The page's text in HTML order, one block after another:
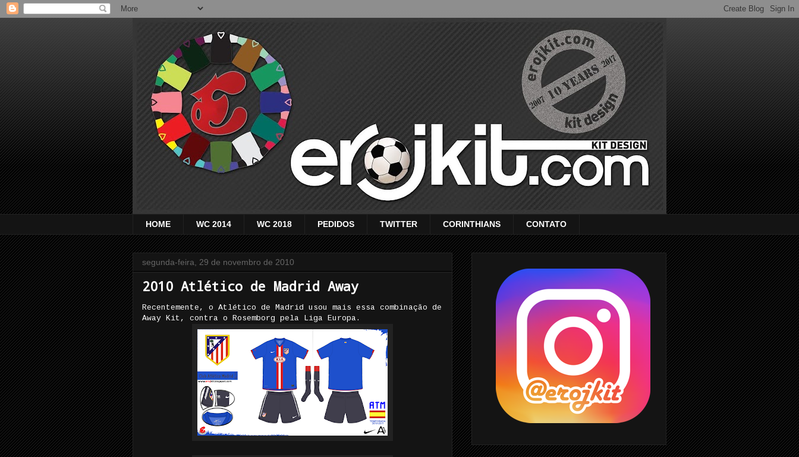
HOME WC 2014 WC 2018 PEDIDOS TWITTER CORINTHIANS CONTATO
segunda-feira, 29 de novembro de 2010
2010 Atlético de Madrid Away
Recentemente, o Atlético de Madrid usou mais essa combinação de
Away Kit, contra o Rosemborg pela Liga Europa.